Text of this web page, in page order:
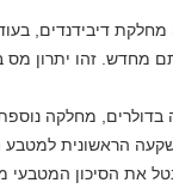
דיבידנדים,
מחדש. זהו יתרון מס
מחלקה נוספת
הראשונית למטבע
את הסיכון